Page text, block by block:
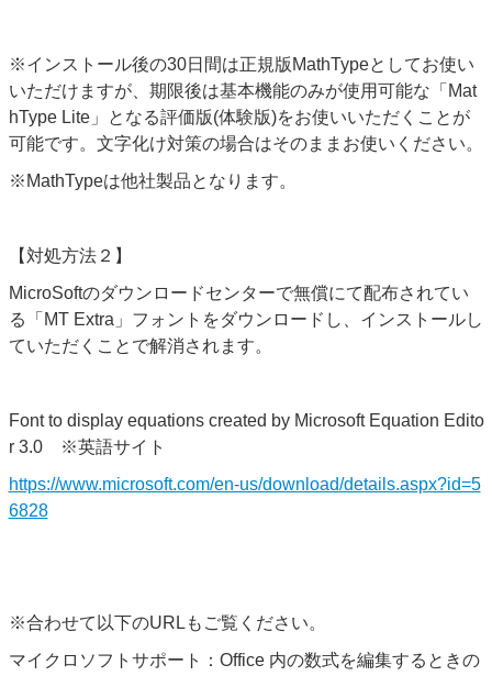
※インストール後の30日間は正規版MathTypeとしてお使い
いただけますが、期限後は基本機能のみが使用可能な「Mat
hType Lite」となる評価版(体験版)をお使いいただくことが
可能です。文字化け対策の場合はそのままお使いください。
※MathTypeは他社製品となります。
【対処方法２】
MicroSoftのダウンロードセンターで無償にて配布されてい
る 「MT Extra」フォントをダウンロードし、インストールし
ていただくことで解消されます。
Font to display equations created by Microsoft Equation Edito
r 3.0 ※英語サイト
https://www.microsoft.com/en-us/download/details.aspx?id=5
6828
※合わせて以下のURLもご覧ください。
マイクロソフトサポート：Office 内の数式を編集するときの